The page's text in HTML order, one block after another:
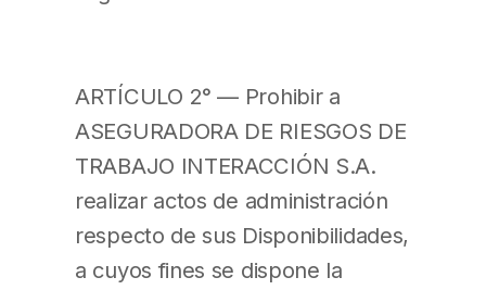
ARTÍCULO 2° — Prohibir a
ASEGURADORA DE RIESGOS DE
TRABAJO INTERACCIÓN S.A.
realizar actos de administración
respecto de sus Disponibilidades,
a cuyos fines se dispone la